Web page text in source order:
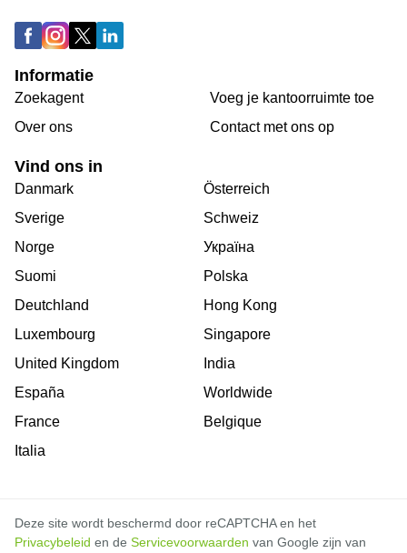
Informatie
Zoekagent
Over ons
Voeg je kantoorruimte toe
Сontact met ons op
Vind ons in
Danmark
Sverige
Norge
Suomi
Deutchland
Luxembourg
United Kingdom
España
France
Italia
Österreich
Schweiz
Україна
Polska
Hong Kong
Singapore
India
Worldwide
Belgique
Deze site wordt beschermd door reCAPTCHA en het
Privacybeleid en de Servicevoorwaarden van Google zijn van